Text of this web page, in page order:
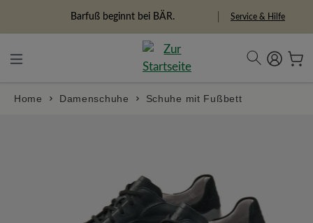
Freiheitspioniere Service & Hilfe
Home Damenschuhe Schuhe mit Fußbett